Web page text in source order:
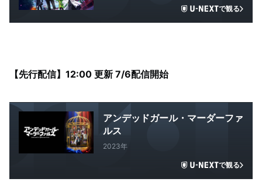
で観る
【先行配信】12:00 更新 7/6配信開始
アンデッドガール・マーダーファ
ルス
2023年
で観る